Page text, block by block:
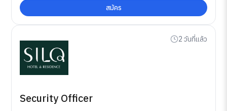
สมัคร
2 วันที่แล้ว
Security Officer